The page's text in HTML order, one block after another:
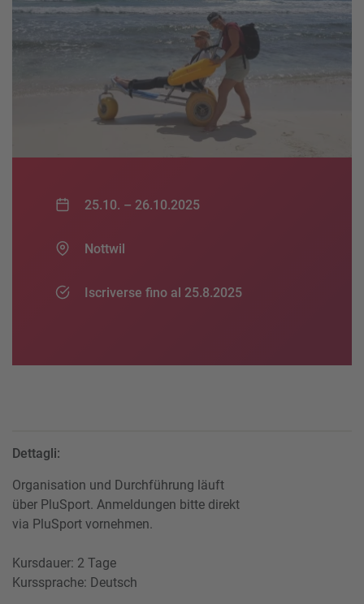
25.10. – 26.10.2025
Nottwil
Iscriverse fino al 25.8.2025
Dettagli:
Organisation und Durchführung läuft
über PluSport. Anmeldungen bitte direkt
via PluSport vornehmen.
Kursdauer: 2 Tage
Kurssprache: Deutsch